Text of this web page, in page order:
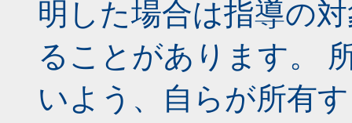
明した場合は指導の
ることがあります。
いよう、自らが所有